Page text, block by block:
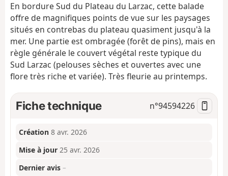
g
a
t
En bordure Sud du Plateau du Larzac, cette balade
offre de magnifiques points de vue sur les paysages
situés en contrebas du plateau quasiment jusqu'à la
mer. Une partie est ombragée (forêt de pins), mais en
règle générale le couvert végétal reste typique du
Sud Larzac (pelouses sèches et ouvertes avec une
flore très riche et variée). Très fleurie au printemps.
Fiche technique n°94594226
Création 8 avr. 2026
Mise à jour 25 avr. 2026
Dernier avis –